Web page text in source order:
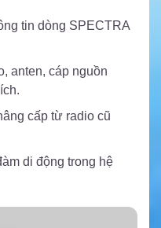
tin dòng SPECTRA
anten, cáp nguồn
cấp từ radio cũ
di động trong hệ